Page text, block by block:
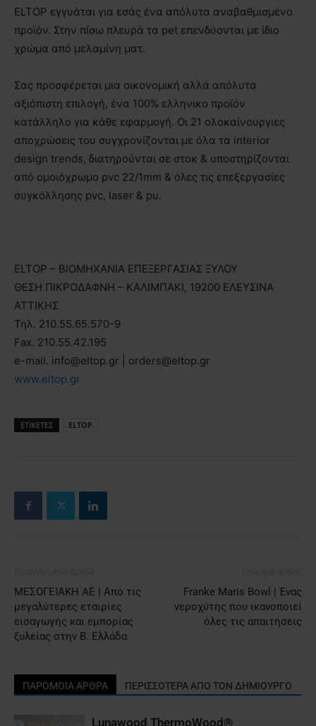
ELTOP εγγυάται για εσάς ένα απόλυτα αναβαθμισμένο
προϊόν. Στην πίσω πλευρά τα pet επενδύονται με ίδιο
χρώμα από μελαμίνη ματ.
Σας προσφέρεται μια οικονομική αλλά απόλυτα
αξιόπιστη επιλογή, ένα 100% ελληνικο προϊόν
κατάλληλο για κάθε εφαρμογή. Οι 21 ολοκαίνουργιες
αποχρώσεις του συγχρονίζονται με όλα τα interior
design trends, διατηρούνται σε στοκ & υποστηρίζονται
από ομοιόχρωμο pvc 22/1mm & όλες τις επεξεργασίες
συγκόλλησης pvc, laser & pu.
ELTOP – ΒΙΟΜΗΧΑΝΙΑ ΕΠΕΞΕΡΓΑΣΙΑΣ ΞΥΛΟΥ
ΘΕΣΗ ΠΙΚΡΟΔΑΦΝΗ – ΚΑΛΙΜΠΑΚΙ, 19200 ΕΛΕΥΣΙΝΑ
ΑΤΤΙΚΗΣ
Τηλ. 210.55.65.570-9
Fax. 210.55.42.195
e-mail. info@eltop.gr | orders@eltop.gr
www.eltop.gr
ΕΤΙΚΕΤΕΣ ELTOP
ΜΕΣΟΓΕΙΑΚΗ ΑΕ | Από τις
μεγαλύτερες εταιρίες
εισαγωγής και εμπορίας
ξυλείας στην Β. Ελλάδα
Franke Maris Bowl | Ένας
νεροχύτης που ικανοποιεί
όλες τις απαιτήσεις
ΠΑΡΟΜΟΙΑ ΑΡΘΡΑ ΠΕΡΙΣΣΟΤΕΡΑ ΑΠΟ ΤΟΝ ΔΗΜΙΟΥΡΓΟ
Lunawood ΤhermoWood®